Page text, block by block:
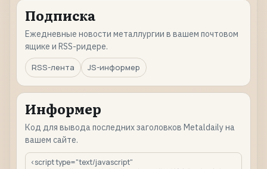
Подписка
Ежедневные новости металлургии в вашем почтовом
ящике и RSS-ридере.
RSS-лента
JS-информер
Информер
Код для вывода последних заголовков Metaldaily на
вашем сайте.